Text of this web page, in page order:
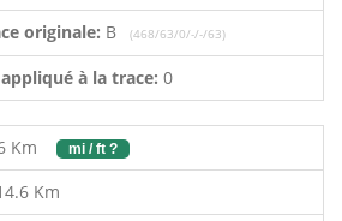
originale: B (468/63/0/-/-/63)
à la trace: 0
Km mi / ft ?
Km